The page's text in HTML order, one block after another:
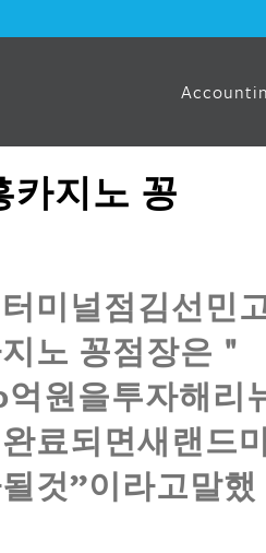
카지노 꽁
미널점김선민
노 꽁점장은＂
원을투자해리
료되면새랜드
것”이라고말했